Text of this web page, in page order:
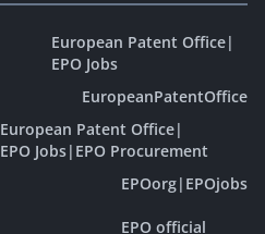
European Patent Office|
EPO Jobs
EuropeanPatentOffice
European Patent Office|
EPO Jobs| EPO Procurement
EPOorg| EPOjobs
EPO official